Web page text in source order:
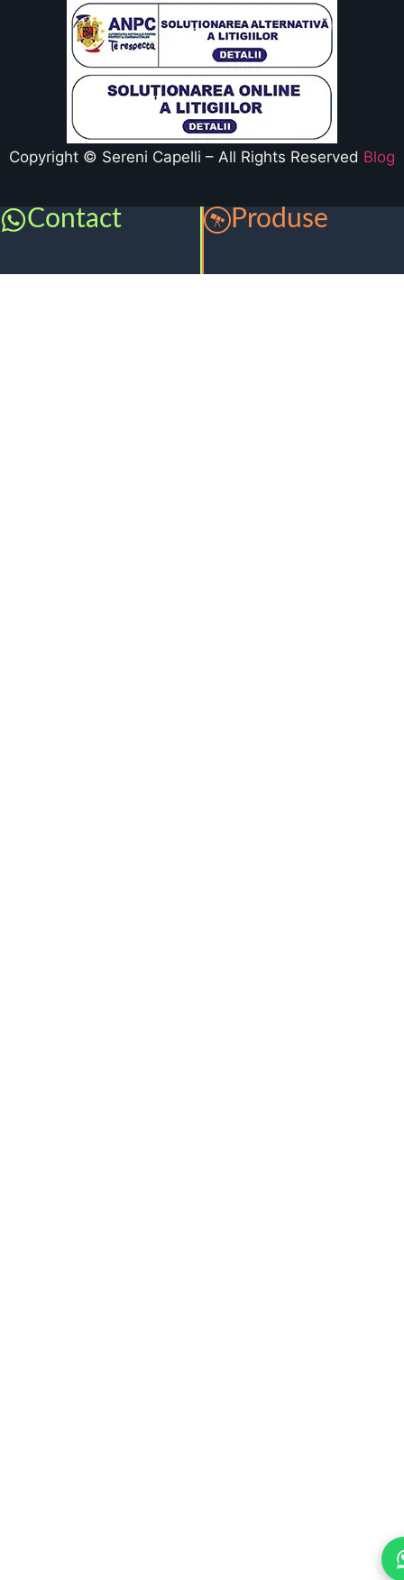
Copyright © Sereni Capelli – All Rights Reserved Blog
Contact Produse